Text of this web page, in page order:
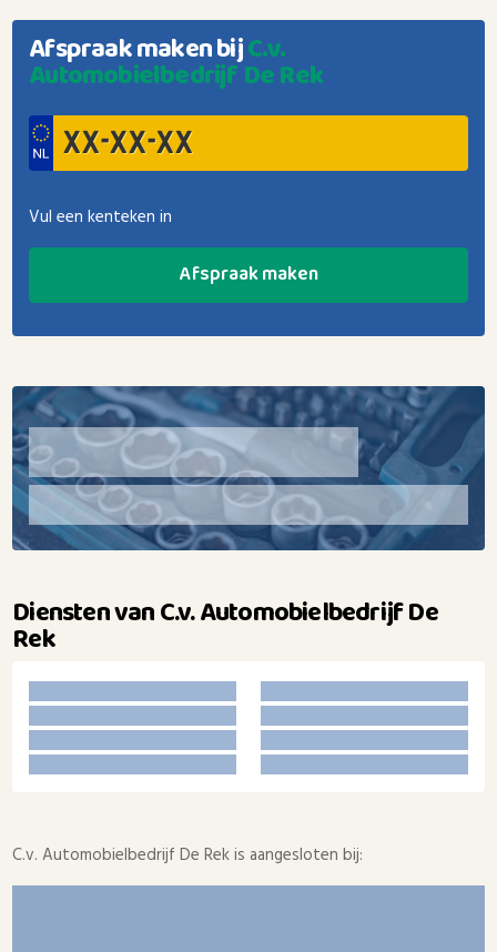
Afspraak maken bijC.v.
Automobielbedrijf De Rek
Vul een kenteken in
Afspraak maken
Diensten van C.v. Automobielbedrijf De
Rek
C.v. Automobielbedrijf De Rek is aangesloten bij: